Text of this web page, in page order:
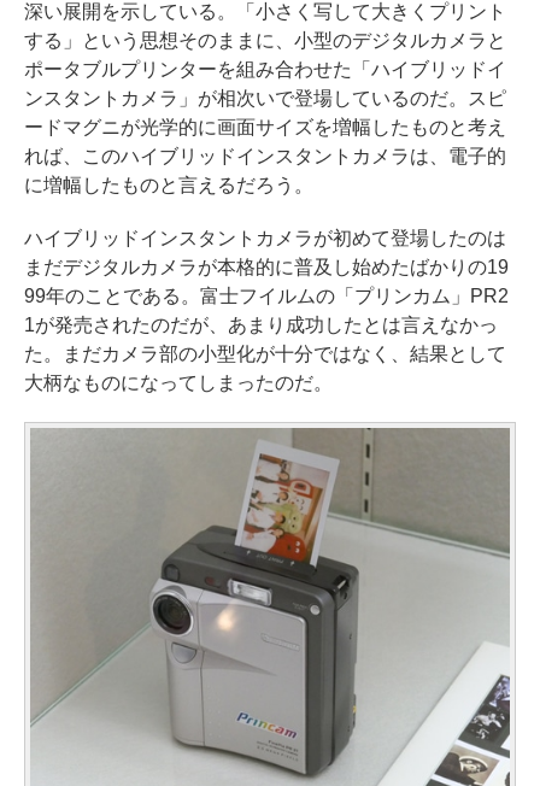
深い展開を示している。「小さく写して大きくプリント
する」という思想そのままに、小型のデジタルカメラと
ポータブルプリンターを組み合わせた「ハイブリッドイ
ンスタントカメラ」が相次いで登場しているのだ。スピ
ードマグニが光学的に画面サイズを増幅したものと考え
れば、このハイブリッドインスタントカメラは、電子的
に増幅したものと言えるだろう。
ハイブリッドインスタントカメラが初めて登場したのは
まだデジタルカメラが本格的に普及し始めたばかりの19
99年のことである。富士フイルムの「プリンカム」PR2
1が発売されたのだが、あまり成功したとは言えなかっ
た。まだカメラ部の小型化が十分ではなく、結果として
大柄なものになってしまったのだ。